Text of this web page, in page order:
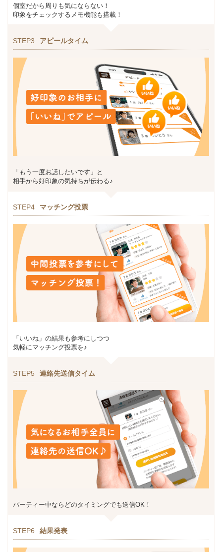
個室だから周りも気にならない！
印象をチェックするメモ機能も搭載！
STEP3 アピールタイム
「もう一度お話したいです」と
相手から好印象の気持ちが伝わる♪
STEP4 マッチング投票
「いいね」の結果も参考にしつつ
気軽にマッチング投票を♪
STEP5 連絡先送信タイム
パーティー中ならどのタイミングでも送信OK！
STEP6 結果発表